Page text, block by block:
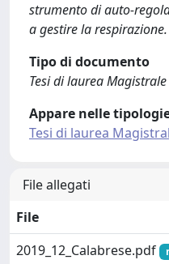
strumento di auto-
a gestire la respirazione.
Tipo di documento
Tesi di laurea Magistrale
Appare nelle
Tesi di laurea
File allegati
File
2019_12_Calabrese.pdf